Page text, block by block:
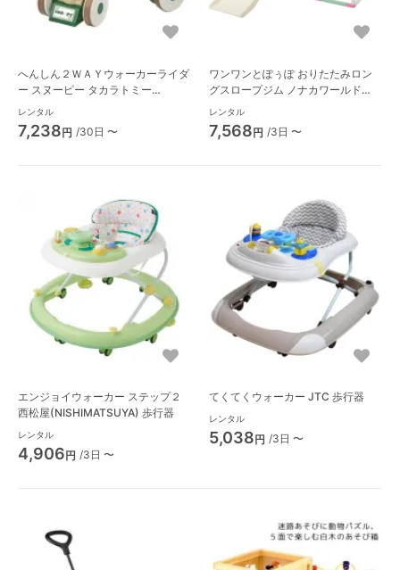
へんしん２ＷＡＹウォーカーライダ
ー スヌーピー タカラトミー
(TAKARATOMY) 手押し車
レンタル
7,238円 /30日 〜
ワンワンとぽぅぽ おりたたみロン
グスロープジム ノナカワールド
（Nonaka World）
レンタル
7,568円 /3日 〜
エンジョイウォーカー ステップ２
西松屋(NISHIMATSUYA) 歩行器
レンタル
4,906円 /3日 〜
てくてくウォーカー JTC 歩行器
レンタル
5,038円 /3日 〜